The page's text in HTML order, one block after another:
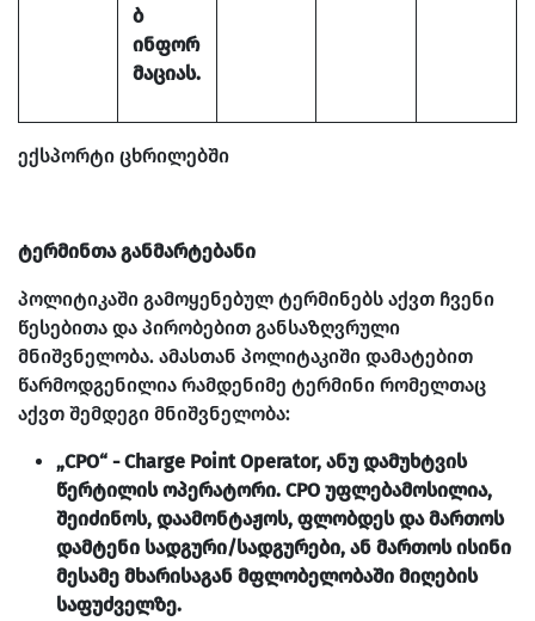
ბ
ინფორ
მაციას.
ექსპორტი ცხრილებში
ტერმინთა განმარტებანი
პოლიტიკაში გამოყენებულ ტერმინებს აქვთ ჩვენი
წესებითა და პირობებით განსაზღვრული
მნიშვნელობა. ამასთან პოლიტაკიში დამატებით
წარმოდგენილია რამდენიმე ტერმინი რომელთაც
აქვთ შემდეგი მნიშვნელობა:
„CPO“ - Charge Point Operator, ანუ დამუხტვის
წერტილის ოპერატორი. CPO უფლებამოსილია,
შეიძინოს, დაამონტაჟოს, ფლობდეს და მართოს
დამტენი სადგური/სადგურები, ან მართოს ისინი
მესამე მხარისაგან მფლობელობაში მიღების
საფუძველზე.